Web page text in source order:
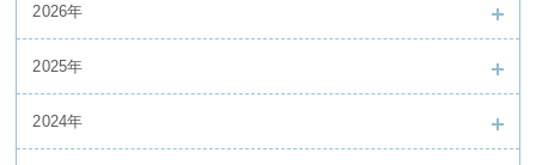
2026年
2025年
2024年